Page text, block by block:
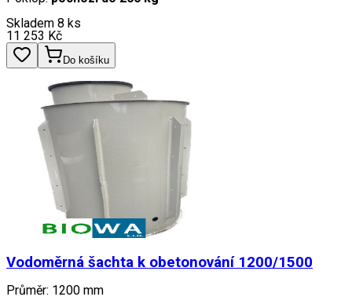
Skladem 8 ks
11 253 Kč
Do košíku
Vodoměrná šachta k obetonování 1200/1500
Průměr: 1200 mm